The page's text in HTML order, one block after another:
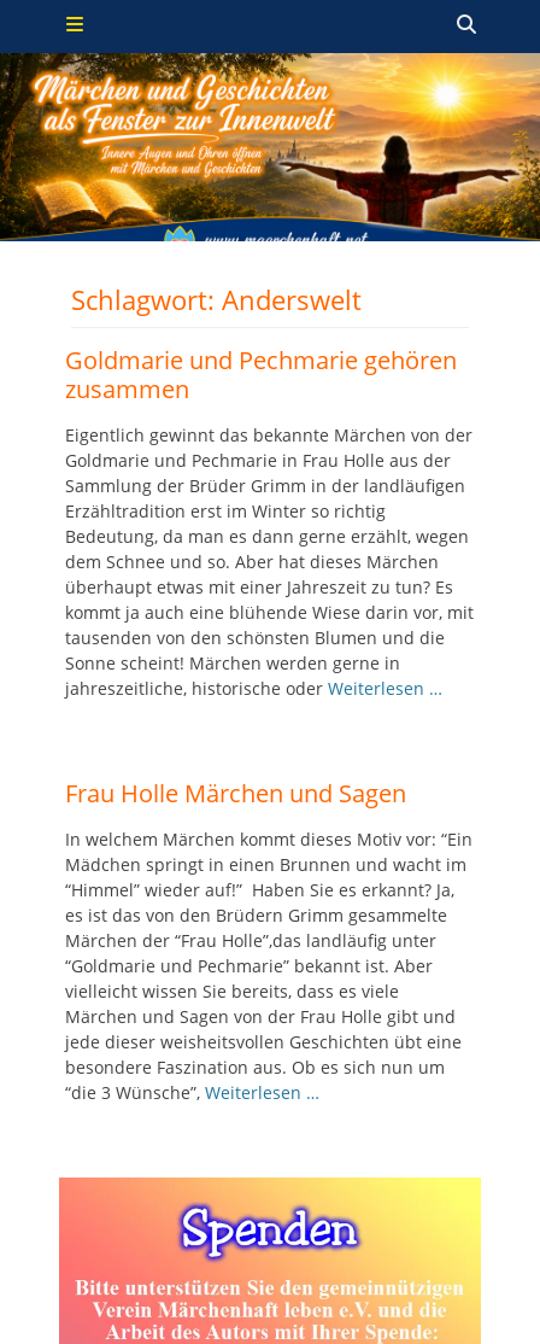
Zum
springen
Primäres Menü
Schlagwort: Anderswelt
Goldmarie und Pechmarie gehören
zusammen
Eigentlich gewinnt das bekannte Märchen von der
Goldmarie und Pechmarie in Frau Holle aus der
Sammlung der Brüder Grimm in der landläufigen
Erzähltradition erst im Winter so richtig
Bedeutung, da man es dann gerne erzählt, wegen
dem Schnee und so. Aber hat dieses Märchen
überhaupt etwas mit einer Jahreszeit zu tun? Es
kommt ja auch eine blühende Wiese darin vor, mit
tausenden von den schönsten Blumen und die
Sonne scheint! Märchen werden gerne in
jahreszeitliche, historische oder Weiterlesen …
Frau Holle Märchen und Sagen
In welchem Märchen kommt dieses Motiv vor: “Ein
Mädchen springt in einen Brunnen und wacht im
“Himmel” wieder auf!” Haben Sie es erkannt? Ja,
es ist das von den Brüdern Grimm gesammelte
Märchen der “Frau Holle”,das landläufig unter
“Goldmarie und Pechmarie” bekannt ist. Aber
vielleicht wissen Sie bereits, dass es viele
Märchen und Sagen von der Frau Holle gibt und
jede dieser weisheitsvollen Geschichten übt eine
besondere Faszination aus. Ob es sich nun um
“die 3 Wünsche”, Weiterlesen …